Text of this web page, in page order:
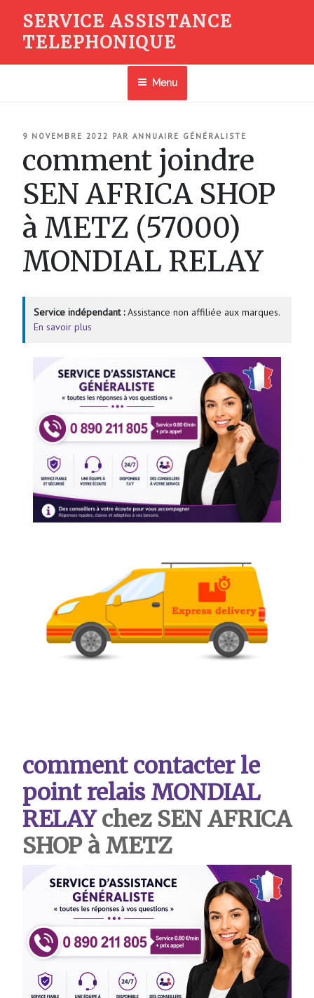
contenu
SERVICE ASSISTANCE
TELEPHONIQUE
Menu
PUBLIÉ
9 NOVEMBRE 2022 PAR ANNUAIRE GÉNÉRALISTE
comment joindre
SEN AFRICA SHOP
à METZ (57000)
MONDIAL RELAY
Service indépendant :Assistance non affiliée aux marques.
En savoir plus
comment contacter le
point relais MONDIAL
RELAYchez SEN AFRICA
SHOP à METZ